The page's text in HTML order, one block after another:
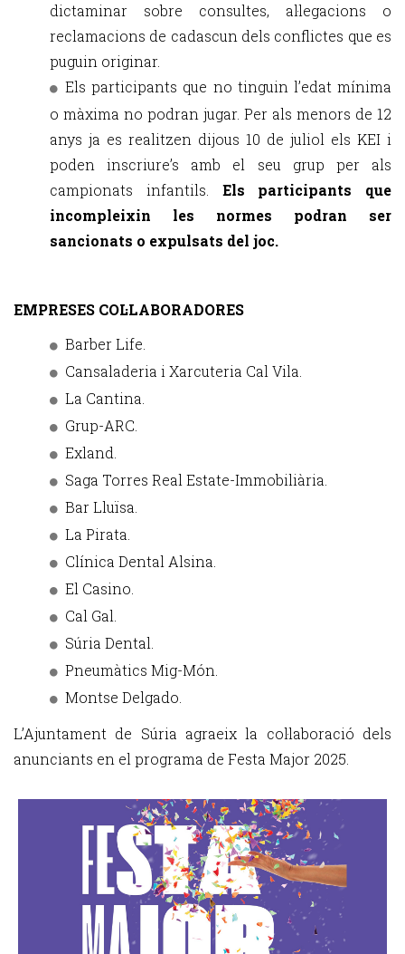
dictaminar sobre consultes, al·legacions o
reclamacions de cadascun dels conflictes que es
puguin originar.
Els participants que no tinguin l’edat mínima
o màxima no podran jugar. Per als menors de 12
anys ja es realitzen dijous 10 de juliol els KEI i
poden inscriure’s amb el seu grup per als
campionats infantils. Els participants que
incompleixin les normes podran ser
sancionats o expulsats del joc.
EMPRESES COL·LABORADORES
Barber Life.
Cansaladeria i Xarcuteria Cal Vila.
La Cantina.
Grup-ARC.
Exland.
Saga Torres Real Estate-Immobiliària.
Bar Lluïsa.
La Pirata.
Clínica Dental Alsina.
El Casino.
Cal Gal.
Súria Dental.
Pneumàtics Mig-Món.
Montse Delgado.
L’Ajuntament de Súria agraeix la col·laboració dels
anunciants en el programa de Festa Major 2025.